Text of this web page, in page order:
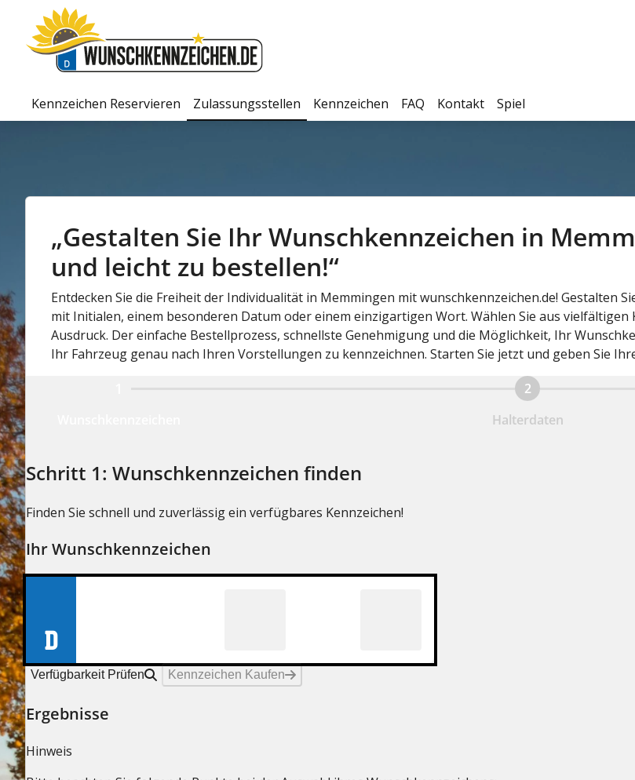
Kennzeichen Reservieren Zulassungsstellen Kennzeichen FAQ Kontakt Spiel
„Gestalten Sie Ihr Wunschkennzeichen in
und leicht zu bestellen!“
Entdecken Sie die Freiheit der Individualität in Memmingen mit wunschkennzeichen.de! Gestalten
mit Initialen, einem besonderen Datum oder einem einzigartigen Wort. Wählen Sie aus
Ausdruck. Der einfache Bestellprozess, schnellste Genehmigung und die Möglichkeit, Ihr
Ihr Fahrzeug genau nach Ihren Vorstellungen zu kennzeichnen. Starten Sie jetzt und geben Sie